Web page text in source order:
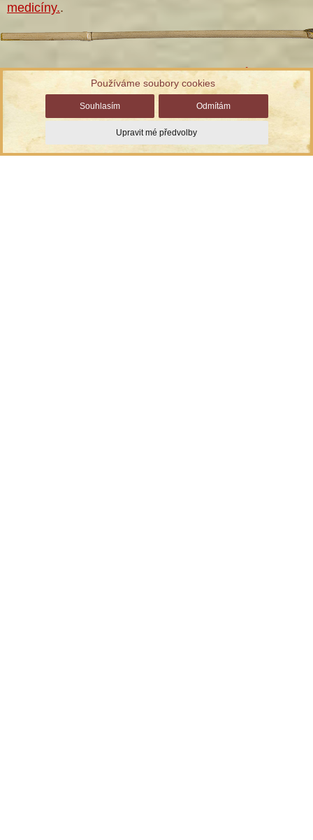
Používáme soubory cookies
Souhlasím Odmítám
Upravit mé předvolby
medicíny..
Informace ke zpracování osobních údajů
Správa cookies| Chráněno službou reCAPTCHAOchrana
soukromí a smluvní podmínky
© TCM Herbs, s.r.o., vyrobilSimopt, s.r.o.